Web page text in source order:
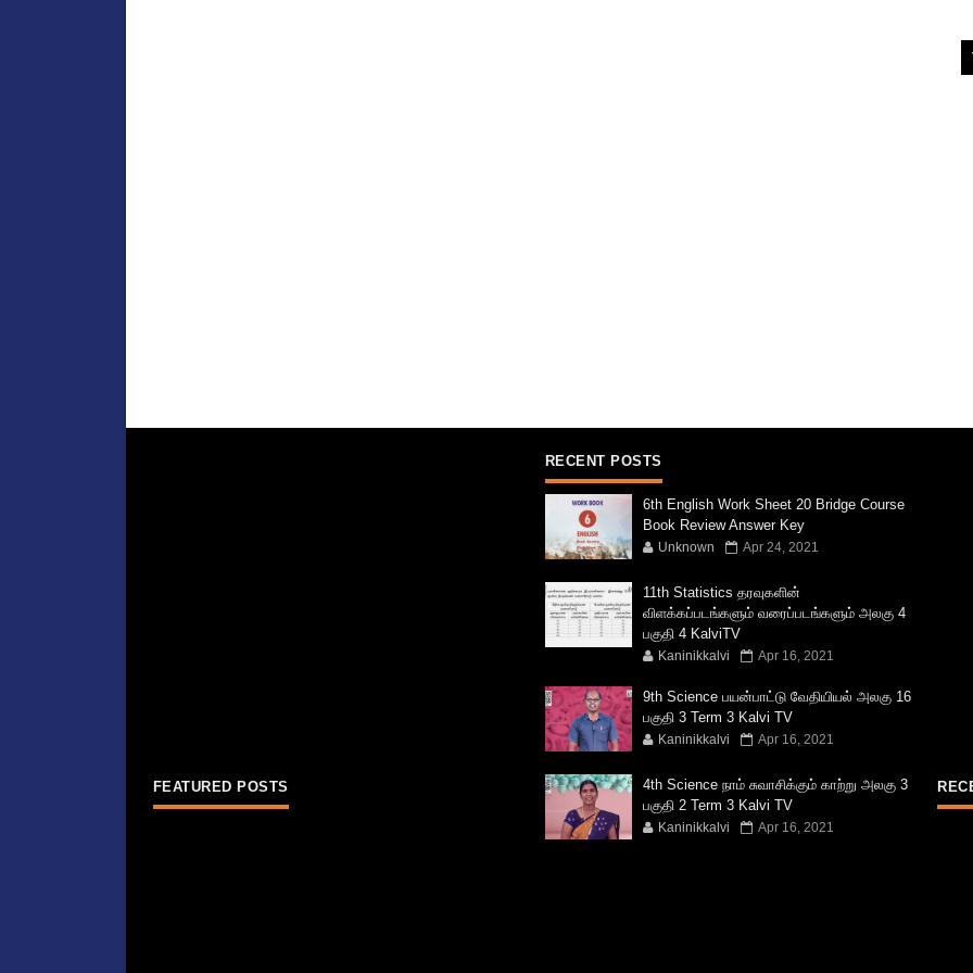
FEATURED POSTS
RECENT POSTS
6th English Work Sheet 20 Bridge Course
Book Review Answer Key
Unknown Apr 24, 2021
11th Statistics தரவுகளின்
விளக்கப்படங்களும் வரைப்படங்களும் அலகு 4
பகுதி 4 KalviTV
Kaninikkalvi Apr 16, 2021
9th Science பயன்பாட்டு வேதியியல் அலகு 16
பகுதி 3 Term 3 Kalvi TV
Kaninikkalvi Apr 16, 2021
4th Science நாம் சுவாசிக்கும் காற்று அலகு 3
பகுதி 2 Term 3 Kalvi TV
Kaninikkalvi Apr 16, 2021